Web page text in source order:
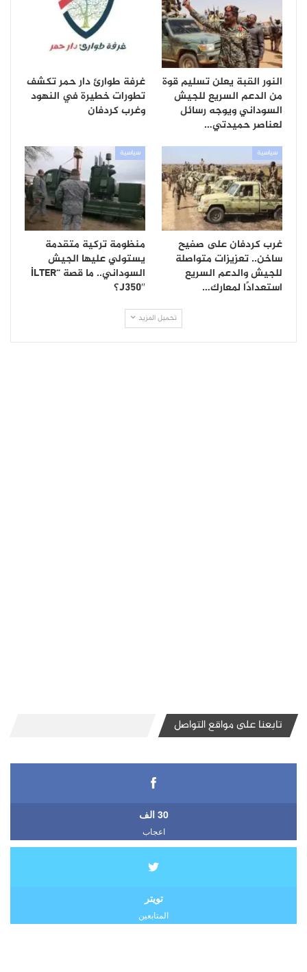
النور القبة يعلن تسليم قوة
من الدعم السريع للجيش
السوداني ويوجه رسائل
لعناصر حميدتي…
غرفة طوارئ دار حمر تكشف
تطورات خطيرة في النهود
وغرب كردفان
سياسية
غرب كردفان على صفيح
ساخن.. تعزيزات متواصلة
للجيش والدعم السريع
استعدادًا لمعارك…
سياسية
منظومة تركية متقدمة
يستولي عليها الجيش
السوداني.. ما قصة “İLTER
J350″؟
تحميل المزيد
تابعنا على مواقع التواصل
30 الف
اعجاب
تويتر
المتابعين